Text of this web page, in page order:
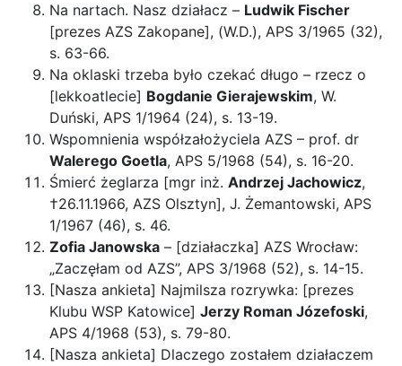
Na nartach. Nasz działacz – Ludwik Fischer
[prezes AZS Zakopane], (W.D.), APS 3/1965 (32),
s. 63-66.
Na oklaski trzeba było czekać długo – rzecz o
[lekkoatlecie] Bogdanie Gierajewskim, W.
Duński, APS 1/1964 (24), s. 13-19.
Wspomnienia współzałożyciela AZS – prof. dr
Walerego Goetla, APS 5/1968 (54), s. 16-20.
Śmierć żeglarza [mgr inż. Andrzej Jachowicz,
†26.11.1966, AZS Olsztyn], J. Żemantowski, APS
1/1967 (46), s. 46.
Zofia Janowska – [działaczka] AZS Wrocław:
„Zaczęłam od AZS”, APS 3/1968 (52), s. 14-15.
[Nasza ankieta] Najmilsza rozrywka: [prezes
Klubu WSP Katowice] Jerzy Roman Józefoski,
APS 4/1968 (53), s. 79-80.
[Nasza ankieta] Dlaczego zostałem działaczem